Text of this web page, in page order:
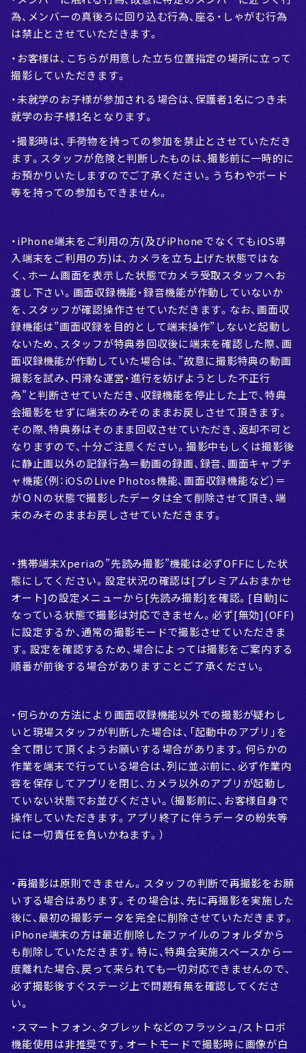
為、メンバーの真後ろに回り込む行為、座る・しゃがむ行為
は禁止とさせていただきます。
・お客様は、こちらが用意した立ち位置指定の場所に立って
撮影していただきます。
・未就学のお子様が参加される場合は、保護者1名につき未
就学のお子様1名となります。
・撮影時は、手荷物を持っての参加を禁止とさせていただき
ます。スタッフが危険と判断したものは、撮影前に一時的に
お預かりいたしますのでご了承ください。うちわやボード
等を持っての参加もできません。
・iPhone端末をご利用の方(及びiPhoneでなくてもiOS導
入端末をご利用の方)は、カメラを立ち上げた状態ではな
く、ホーム画面を表示した状態でカメラ受取スタッフへお
渡し下さい。画面収録機能・録音機能が作動していないか
を、スタッフが確認操作させていただきます。なお、画面収
録機能は”画面収録を目的として端末操作”しないと起動し
ないため、スタッフが特典券回収後に端末を確認した際、画
面収録機能が作動していた場合は、”故意に撮影特典の動画
撮影を試み、円滑な運営・進行を妨げようとした不正行
為”と判断させていただき、収録機能を停止した上で、特典
会撮影をせずに端末のみそのままお戻しさせて頂きます。
その際、特典券はそのまま回収させていただき、返却不可と
なりますので、十分ご注意ください。撮影中もしくは撮影後
に静止画以外の記録行為＝動画の録画、録音、画面キャプチ
ャ機能（例：iOSのLive Photos機能、画面収録機能など）＝
がＯＮの状態で撮影したデータは全て削除させて頂き、端
末のみそのままお戻しさせていただきます。
・携帯端末Xperiaの”先読み撮影”機能は必ずOFFにした状
態にしてください。設定状況の確認は[プレミアムおまかせ
オート]の設定メニューから[先読み撮影]を確認。[自動]に
なっている状態で撮影は対応できません。必ず[無効](OFF)
に設定するか、通常の撮影モードで撮影させていただきま
す。設定を確認するため、場合によっては撮影をご案内する
順番が前後する場合がありますことご了承ください。
・何らかの方法により画面収録機能以外での撮影が疑わし
いと現場スタッフが判断した場合は、「起動中のアプリ」を
全て閉じて頂くようお願いする場合があります。何らかの
作業を端末で行っている場合は、列に並ぶ前に、必ず作業内
容を保存してアプリを閉じ、カメラ以外のアプリが起動し
ていない状態でお並びください。（撮影前に、お客様自身で
操作していただきます。アプリ終了に伴うデータの紛失等
には一切責任を負いかねます。）
・再撮影は原則できません。スタッフの判断で再撮影をお願
いする場合はあります。その場合は、先に再撮影を実施した
後に、最初の撮影データを完全に削除させていただきます。
iPhone端末の方は最近削除したファイルのフォルダから
も削除していただきます。特に、特典会実施スペースから一
度離れた場合、戻って来られても一切対応できませんので、
必ず撮影後すぐステージ上で問題有無を確認してくださ
い。
・スマートフォン、タブレットなどのフラッシュ/ストロボ
機能使用は非推奨です。オートモードで撮影時に画像が白